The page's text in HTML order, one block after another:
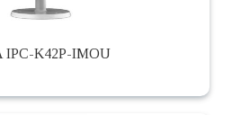
IPC-K42P-IMOU